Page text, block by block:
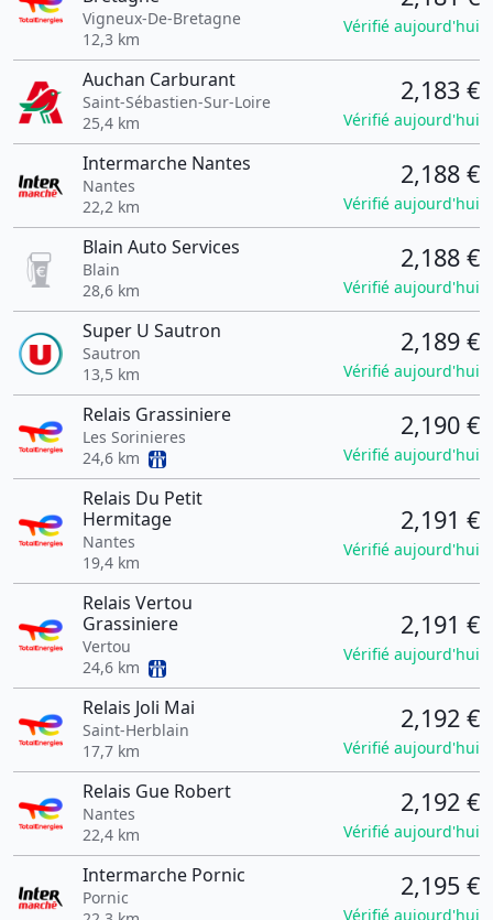
Vigneux-De-Bretagne
12,3 km
Vérifié aujourd'hui
Auchan Carburant
Saint-Sébastien-Sur-Loire
25,4 km
2,183 €
Vérifié aujourd'hui
Intermarche Nantes
Nantes
22,2 km
2,188 €
Vérifié aujourd'hui
Blain Auto Services
Blain
28,6 km
2,188 €
Vérifié aujourd'hui
Super U Sautron
Sautron
13,5 km
2,189 €
Vérifié aujourd'hui
Relais Grassiniere
Les Sorinieres
24,6 km
2,190 €
Vérifié aujourd'hui
Relais Du Petit
Hermitage
Nantes
19,4 km
2,191 €
Vérifié aujourd'hui
Relais Vertou
Grassiniere
Vertou
24,6 km
2,191 €
Vérifié aujourd'hui
Relais Joli Mai
Saint-Herblain
17,7 km
2,192 €
Vérifié aujourd'hui
Relais Gue Robert
Nantes
22,4 km
2,192 €
Vérifié aujourd'hui
Intermarche Pornic
Pornic
2,195 €
Vérifié aujourd'hui